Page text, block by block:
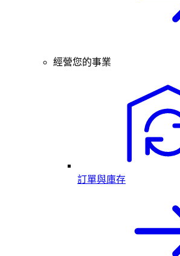
經營您的事業
訂單與庫存